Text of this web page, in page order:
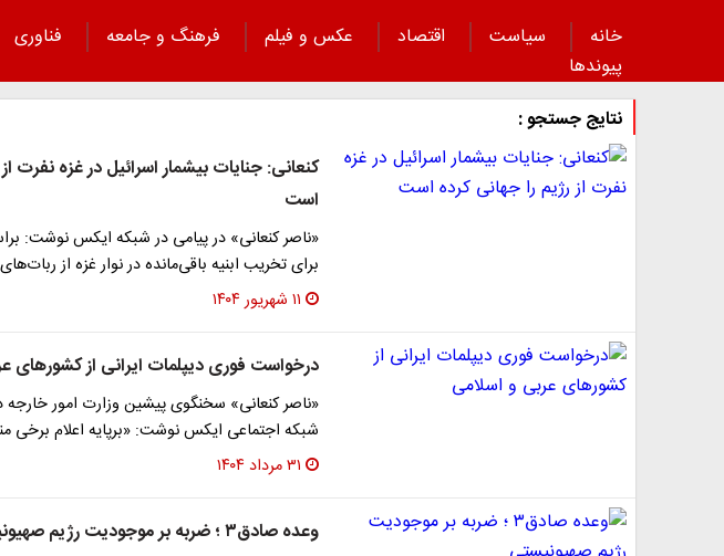
خانه سیاست اقتصاد عکس و فیلم فرهنگ و جامعه
فناوری
پیوند‌ها
نتایج جستجو :
کنعانی: جنایات بیشمار اسرائیل در غزه نفرت
است
«ناصر کنعانی» در پیامی در شبکه ایکس نوشت:
برای تخریب ابنیه باقی‌مانده در نوار غزه از
۱۱ شهریور ۱۴۰۴
درخواست فوری دیپلمات ایرانی از کشورهای
«ناصر کنعانی» سخنگوی پیشین وزارت امور خارجه
شبکه اجتماعی ایکس نوشت: «برپایه اعلام برخی
۳۱ مرداد ۱۴۰۴
وعده صادق۳ ؛ ضربه بر موجودیت رژیم صهیونیستی